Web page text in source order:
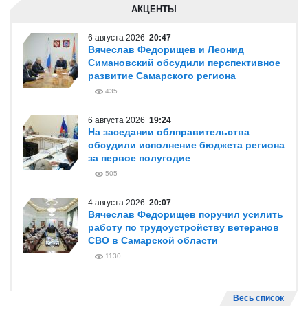
АКЦЕНТЫ
6 августа 2026 20:47
Вячеслав Федорищев и Леонид
Симановский обсудили перспективное
развитие Самарского региона
435
6 августа 2026 19:24
На заседании облправительства
обсудили исполнение бюджета региона
за первое полугодие
505
4 августа 2026 20:07
Вячеслав Федорищев поручил усилить
работу по трудоустройству ветеранов
СВО в Самарской области
1130
Весь список